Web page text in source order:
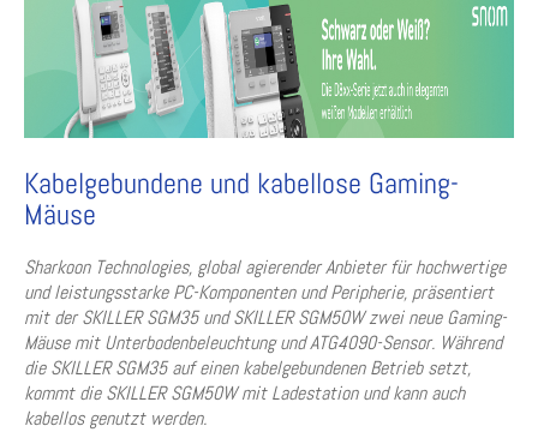
Kabelgebundene und kabellose Gaming-
Mäuse
Sharkoon Technologies, global agierender Anbieter für hochwertige
und leistungsstarke PC-Komponenten und Peripherie, präsentiert
mit der SKILLER SGM35 und SKILLER SGM50W zwei neue Gaming-
Mäuse mit Unterbodenbeleuchtung und ATG4090-Sensor. Während
die SKILLER SGM35 auf einen kabelgebundenen Betrieb setzt,
kommt die SKILLER SGM50W mit Ladestation und kann auch
kabellos genutzt werden.